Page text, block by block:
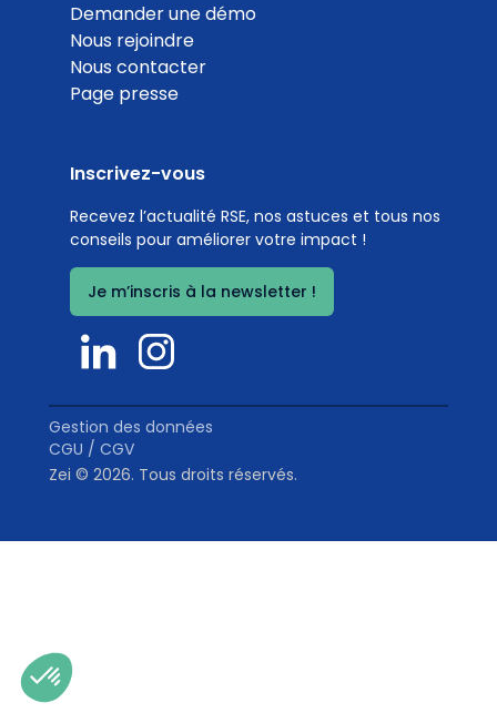
50
télétravail par semaine
Détails
Coef. 10
Demander une démo
Nous rejoindre
Nous contacter
Page presse
Inscrivez-vous
Recevez l’actualité RSE, nos astuces et tous nos
conseils pour améliorer votre impact !
Je m’inscris à la newsletter !
Gestion des données
CGU / CGV
Zei © 2026. Tous droits réservés.